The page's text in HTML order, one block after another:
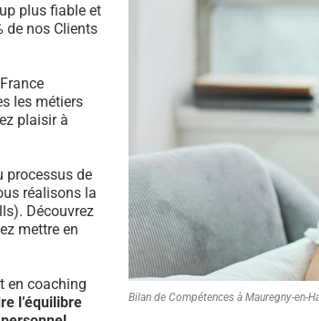
plus fiable et
de nos Clients
les métiers
plaisir à
processus de
réalisons la
Découvrez
mettre en
en coaching
l’équilibre
Bilan de Compétences à Mauregny-en-